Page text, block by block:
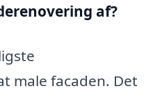
af?
male facaden. Det